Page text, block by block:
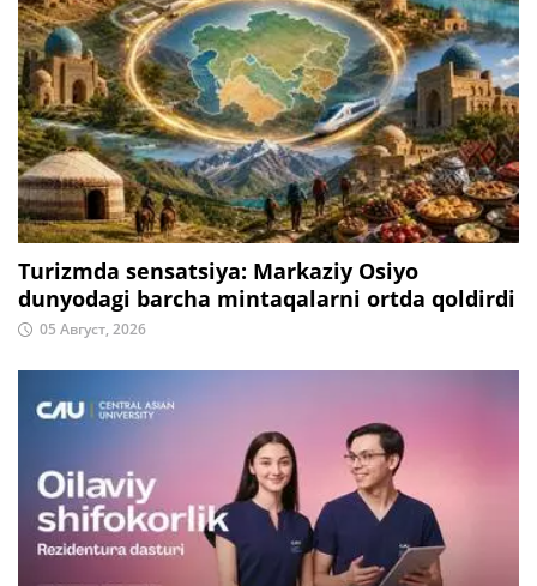
Turizmda sensatsiya: Markaziy Osiyo
dunyodagi barcha mintaqalarni ortda qoldirdi
05 Август, 2026